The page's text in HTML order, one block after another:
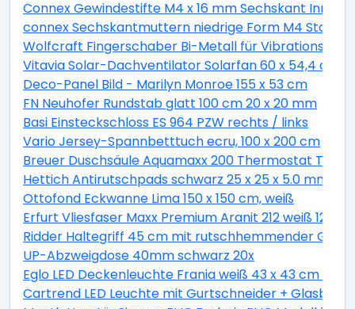
Connex Gewindestifte M4 x 16 mm Sechskant Innen
connex Sechskantmuttern niedrige Form M4 Stahl
Wolfcraft Fingerschaber Bi-Metall für
Vitavia Solar-Dachventilator Solarfan 60 x 54,4 cm
Deco-Panel Bild - Marilyn Monroe 155 x 53 cm
FN Neuhofer Rundstab glatt 100 cm 20 x 20 mm
Basi Einsteckschloss ES 964 PZW rechts / links
Vario Jersey-Spannbetttuch ecru, 100 x 200 cm
Breuer Duschsäule Aquamaxx 200 Thermostat
Hettich Antirutschpads schwarz 25 x 25 x 5.0 mm -
Ottofond Eckwanne Lima 150 x 150 cm, weiß
Erfurt Vliesfaser Maxx Premium Aranit 212 weiß 12,5 x
Ridder Haltegriff 45 cm mit rutschhemmender
UP-Abzweigdose 40mm schwarz 20x
Eglo LED Deckenleuchte Frania weiß 43 x 43 cm
Cartrend LED Leuchte mit Gurtschneider +